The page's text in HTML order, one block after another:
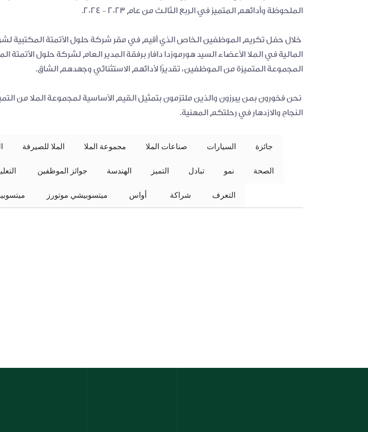
الملحوظة وأدائهم المتميز في الربع الثالث من عام 2023 - 2024.
المجموعة المتميزة من الموظفين، تقديرًا لأدائهم الاستثنائي وجهدهم الشاق.
النجاح والازدهار في رحلتكم المهنية.
الملا للصيرفة مجموعة الملا صناعات الملا السيارات جائزة
جوائز الموظفين الهندسة التميز تبادل نمو الصحة
ميتسوبيشي موتورز التعرف